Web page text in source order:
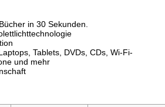
in 30 Sekunden.
Tablets, DVDs, CDs, Wi-Fi-
und mehr